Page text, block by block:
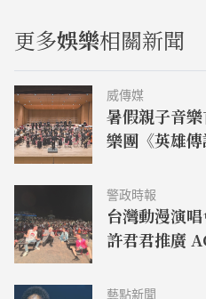
更多娛樂相關新聞
威傳媒
暑假親子音
樂團《英雄
警政時報
台灣動漫演
許君君推廣
藝點新聞